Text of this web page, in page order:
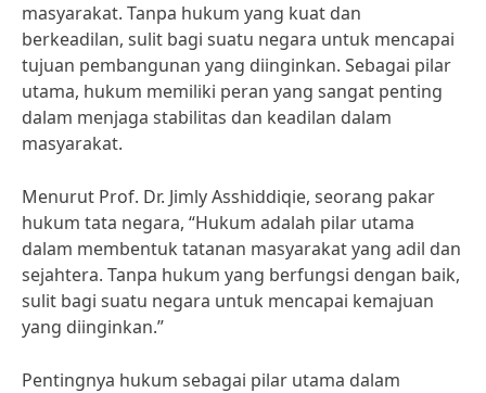
masyarakat. Tanpa hukum yang kuat dan
berkeadilan, sulit bagi suatu negara untuk mencapai
tujuan pembangunan yang diinginkan. Sebagai pilar
utama, hukum memiliki peran yang sangat penting
dalam menjaga stabilitas dan keadilan dalam
masyarakat.
Menurut Prof. Dr. Jimly Asshiddiqie, seorang pakar
hukum tata negara, “Hukum adalah pilar utama
dalam membentuk tatanan masyarakat yang adil dan
sejahtera. Tanpa hukum yang berfungsi dengan baik,
sulit bagi suatu negara untuk mencapai kemajuan
yang diinginkan.”
Pentingnya hukum sebagai pilar utama dalam